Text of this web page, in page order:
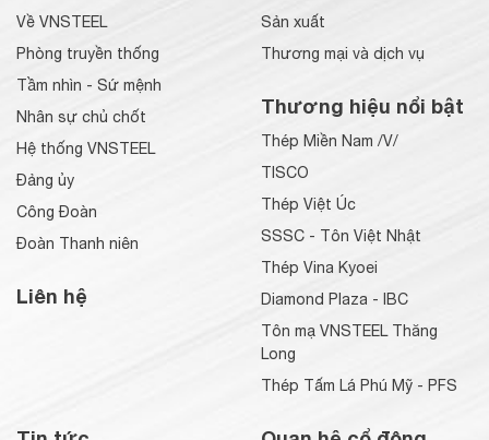
Về VNSTEEL
Phòng truyền thống
Tầm nhìn - Sứ mệnh
Nhân sự chủ chốt
Hệ thống VNSTEEL
Đảng ủy
Công Đoàn
Đoàn Thanh niên
Liên hệ
Sản xuất
Thương mại và dịch vụ
Thương hiệu nổi bật
Thép Miền Nam /V/
TISCO
Thép Việt Úc
SSSC - Tôn Việt Nhật
Thép Vina Kyoei
Diamond Plaza - IBC
Tôn mạ VNSTEEL Thăng
Long
Thép Tấm Lá Phú Mỹ - PFS